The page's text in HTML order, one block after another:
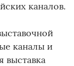
каналов.
каналы и
выставка